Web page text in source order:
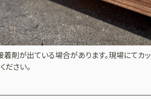
剤が出ている場合があります。現場にてカッ
ださい。